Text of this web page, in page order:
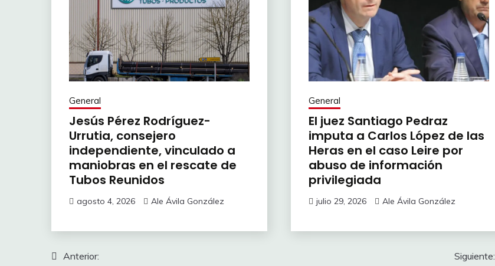
General
Jesús Pérez Rodríguez-
Urrutia, consejero
independiente, vinculado a
maniobras en el rescate de
Tubos Reunidos
agosto 4, 2026 Ale Ávila González
General
El juez Santiago Pedraz
imputa a Carlos López de las
Heras en el caso Leire por
abuso de información
privilegiada
julio 29, 2026 Ale Ávila González
Navegación
Anterior:
Siguiente: